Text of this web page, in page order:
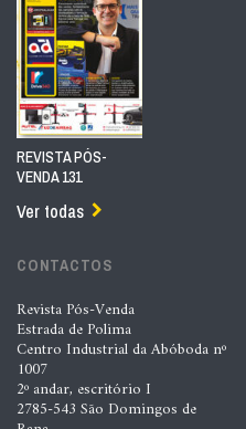
REVISTA PÓS-
VENDA 131
Ver todas
CONTACTOS
Revista Pós-Venda
Estrada de Polima
Centro Industrial da Abóboda nº
1007
2º andar, escritório I
2785-543 São Domingos de